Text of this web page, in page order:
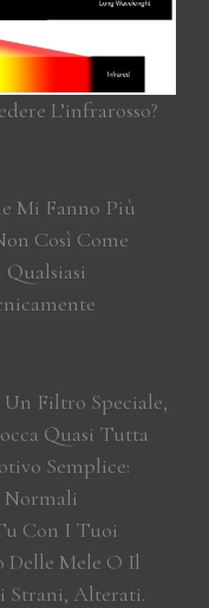
L’infrarosso?
Mi Fanno Più
Così Come
Qualsiasi
Filtro Speciale,
Quasi Tutta
Semplice:
Normali
Con I Tuoi
Delle Mele O Il
Strani, Alterati.